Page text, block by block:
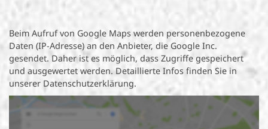
Beim Aufruf von Google Maps werden personenbezogene
Daten (IP-Adresse) an den Anbieter, die Google Inc.
gesendet. Daher ist es möglich, dass Zugriffe gespeichert
und ausgewertet werden. Detaillierte Infos finden Sie in
unserer Datenschutzerklärung.